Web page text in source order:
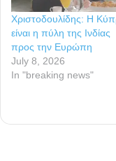
Χριστοδουλίδης: Η
είναι η πύλη της Ινδίας
προς την Ευρώπη
July 8, 2026
In "breaking news"